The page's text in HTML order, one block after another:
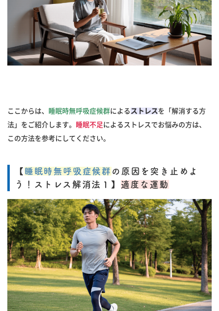
ここからは、 睡眠時無呼吸症候群による ストレス を「解消する方
法」をご紹介します。
睡眠不足によるストレスでお悩みの方は、
この方法を参考にしてください。
【 睡眠時無呼吸症候群 の原因を突き止めよ
う！ストレス解消法１】 適度な運動